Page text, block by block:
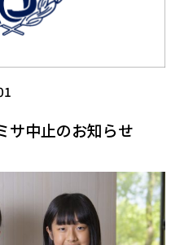
サ中止のお知らせ